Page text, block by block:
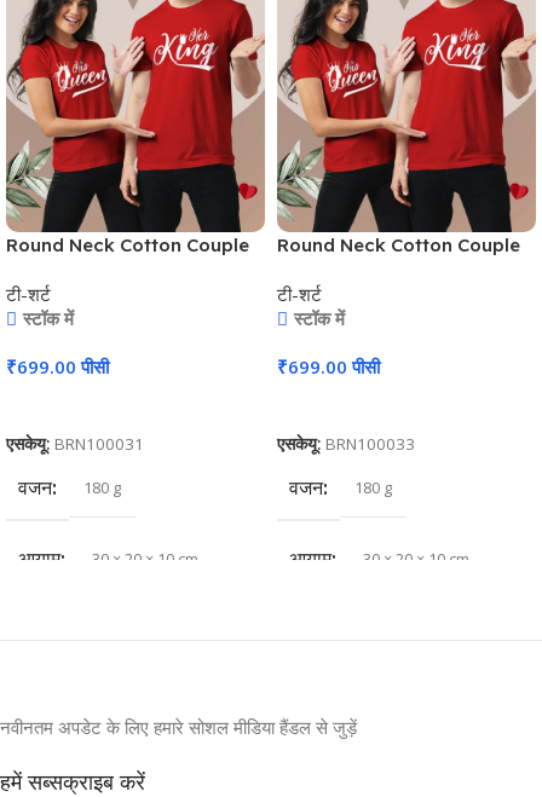
Round Neck Cotton Couple
टी-शर्ट
स्टॉक में
₹699.00 पीसी
एसकेयू: BRN100031
वजन 180 g
आयाम 30 × 20 × 10 cm
Round Neck Cotton Couple
टी-शर्ट
स्टॉक में
₹699.00 पीसी
एसकेयू: BRN100033
वजन 180 g
आयाम 30 × 20 × 10 cm
नवीनतम अपडेट के लिए हमारे सोशल मीडिया हैंडल से जुड़ें
हमें सब्सक्राइब करें